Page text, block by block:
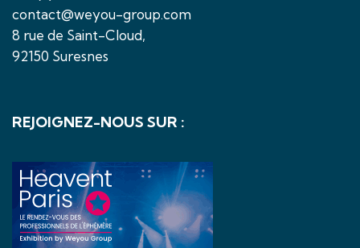
contact@weyou-group.com
8 rue de Saint-Cloud,
92150 Suresnes
REJOIGNEZ-NOUS SUR :